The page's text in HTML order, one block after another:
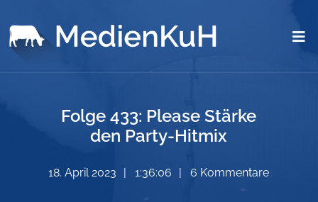
Folge 433: Please Stärke
den Party-Hitmix
18. April 2023 1:36:06 6 Kommentare